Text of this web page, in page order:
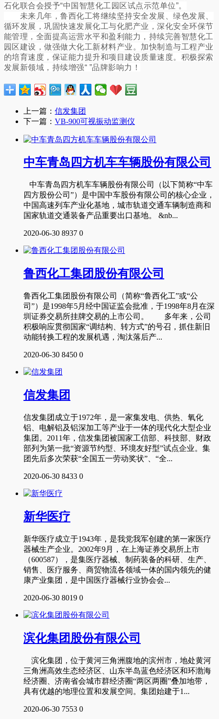
石化联合会授予“中国智慧化工园区试点示范单位”。
未来几年，鲁西化工将继续坚持安全发展、绿色发展、
循环发展，巩固快速发展化工与化肥产业，深化安全环保节
能管理，全面提高运营水平和盈利能力，持续完善智慧化工
园区建设，做强做大化工新材料产业。加快制造与工程产业
的培育速度，保证能力提升和项目建设质量速度。积极探索
发展新领域，持续增强“ ”品牌影响力！
上一篇： 信发集团
下一篇： VB-900可视振动监测仪
中车青岛四方机车车辆股份有限公司
中车青岛四方机车车辆股份有限公司（以下简称“中车
四方股份公司”）是中国中车股份有限公司的核心企业，
中国高速列车产业化基地，城市轨道交通车辆制造商和
国家轨道交通装备产品重要出口基地。 &nb...
2020-06-30 8937 0
鲁西化工集团股份有限公司
鲁西化工集团股份有限公司（简称“鲁西化工”或“公
司”）是1998年5月经中国证监会批准，于1998年8月在深
圳证券交易所挂牌交易的上市公司。 多年来，公司
积极响应贯彻国家“调结构、转方式”的号召，抓住新旧
动能转换工程的发展机遇，淘汰落后产...
2020-06-30 8450 0
信发集团
信发集团成立于1972年，是一家集发电、供热、氧化
铝、电解铝及铝深加工等产业于一体的现代化大型企业
集团。2011年，信发集团被国家工信部、科技部、财政
部列为第一批“资源节约型、环境友好型”试点企业。集
团先后多次荣获“全国五一劳动奖状”、“全...
2020-06-30 8433 0
新华医疗
新华医疗成立于1943年，是我党我军创建的第一家医疗
器械生产企业。2002年9月，在上海证券交易所上市
（600587），是集医疗器械、制药装备的科研、生产、
销售、医疗服务、商贸物流各领域一体的国内领先的健
康产业集团，是中国医疗器械行业协会会...
2020-06-30 8019 0
滨化集团股份有限公司
滨化集团，位于黄河三角洲腹地的滨州市，地处黄河
三角洲高效生态经济区、山东半岛蓝色经济区和环渤海
经济圈、济南省会城市群经济圈“两区两圈”叠加地带，
具有优越的地理位置和发展空间。集团始建于1...
2020-06-30 7553 0